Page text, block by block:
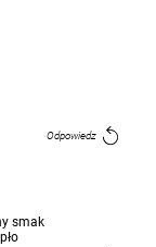
Odpowiedz
smak